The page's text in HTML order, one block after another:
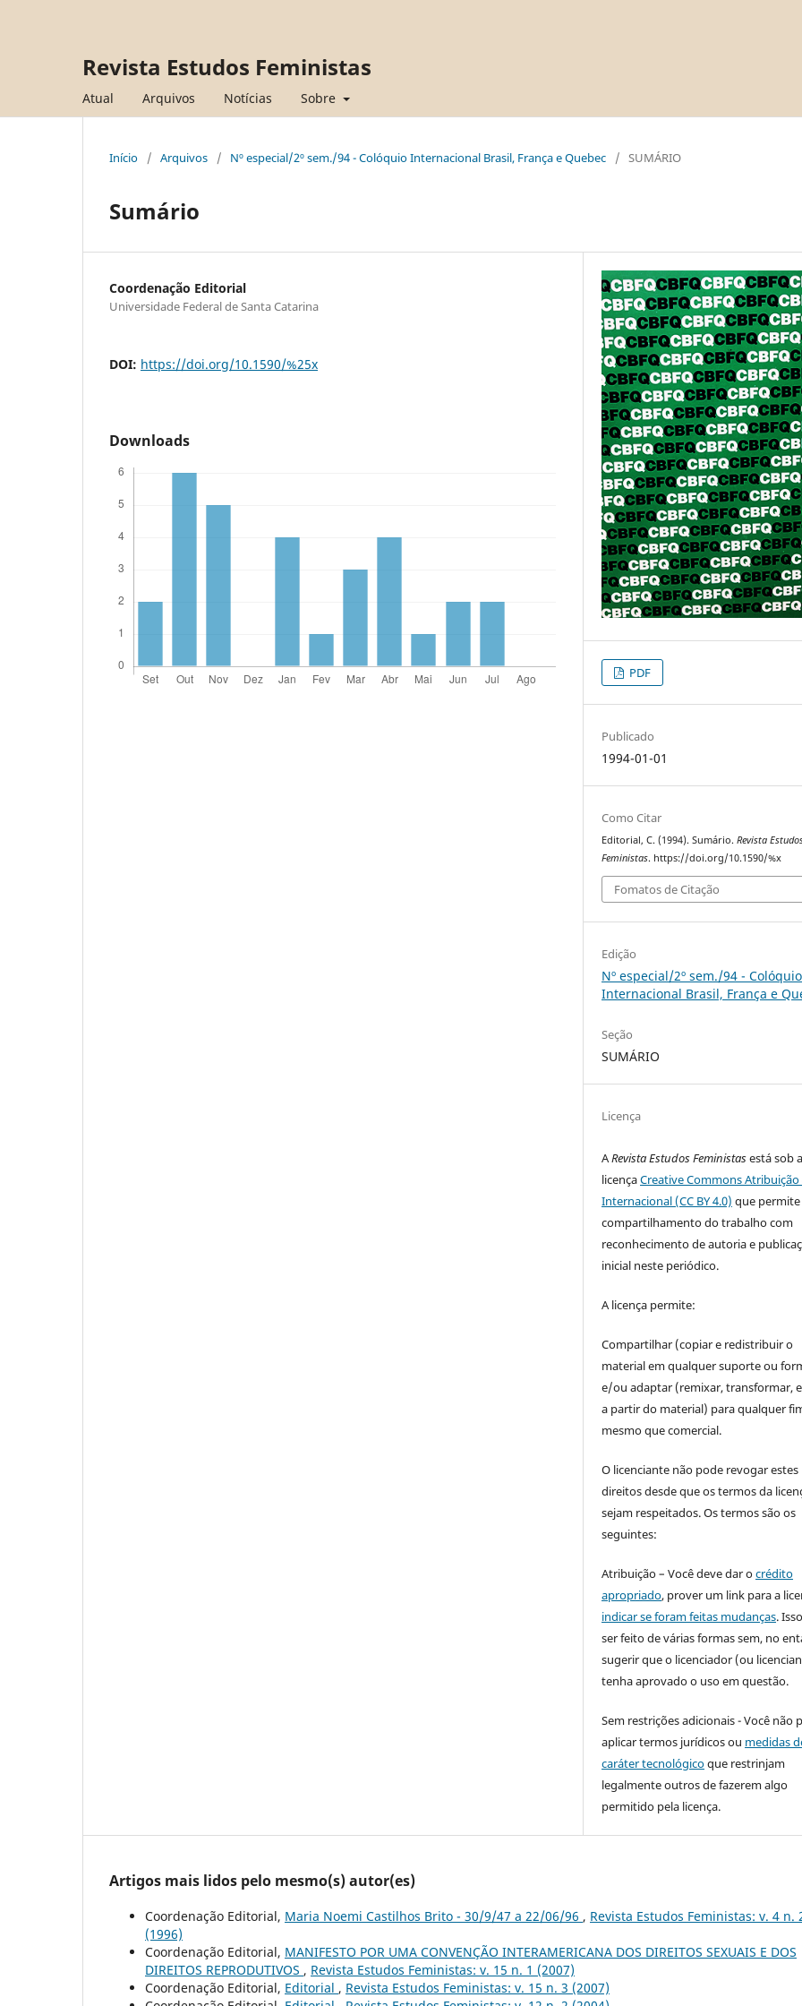
Revista Estudos Feministas
Atual Arquivos Notícias Sobre
Início / Arquivos / Nº especial/2º sem./94 - Colóquio Internacional Brasil, França e Quebec / SUMÁRIO
Sumário
Coordenação Editorial
Universidade Federal de Santa Catarina
DOI: https://doi.org/10.1590/%25x
Downloads
PDF
Publicado
1994-01-01
Como Citar
Editorial, C. (1994). Sumário.Revista
Feministas. https://doi.org/10.1590/%x
Fomatos de Citação
Edição
Nº especial/2º sem./94 - Colóquio
Internacional Brasil, França e
Seção
SUMÁRIO
Licença
ARevista Estudos Feministasestá sob a
licençaCreative Commons Atribuição
Internacional (CC BY 4.0) que
compartilhamento do trabalho com
reconhecimento de autoria e
inicial neste periódico.
A licença permite:
Compartilhar (copiar e redistribuir o
material em qualquer suporte ou
e/ou adaptar (remixar, transformar,
a partir do material) para qualquer
mesmo que comercial.
O licenciante não pode revogar estes
direitos desde que os termos da
sejam respeitados. Os termos são os
seguintes:
Atribuição – Você deve dar ocrédito
apropriado, prover um link para a
indicar se foram feitas mudanças.
ser feito de várias formas sem, no
sugerir que o licenciador (ou
tenha aprovado o uso em questão.
Sem restrições adicionais - Você não
aplicar termos jurídicos ou medidas
caráter tecnológicoque restrinjam
legalmente outros de fazerem algo
permitido pela licença.
Artigos mais lidos pelo mesmo(s) autor(es)
Coordenação Editorial, Maria Noemi Castilhos Brito - 30/9/47 a 22/06/96 , Revista Estudos Feministas: v. 4 n.
(1996)
Coordenação Editorial, MANIFESTO POR UMA CONVENÇÃO INTERAMERICANA DOS DIREITOS SEXUAIS E DOS
DIREITOS REPRODUTIVOS , Revista Estudos Feministas: v. 15 n. 1 (2007)
Coordenação Editorial, Editorial , Revista Estudos Feministas: v. 15 n. 3 (2007)